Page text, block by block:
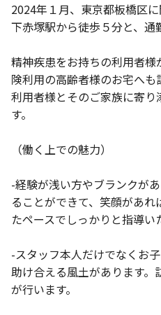
2024年１月、東京都板橋区
下赤塚駅から徒歩５分と、通
精神疾患をお持ちの利用者
険利用の高齢者様のお宅へも
利用者様とそのご家族に寄
す。
（働く上での魅力）
-経験が浅い方やブランクが
ることができて、笑顔があ
たペースでしっかりと指導い
-スタッフ本人だけでなくお
助け合える風土があります
が行います。